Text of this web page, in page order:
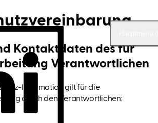
Kontaktdaten des für
Verantwortlichen
Information gilt für die
durch den Verantwortlichen: